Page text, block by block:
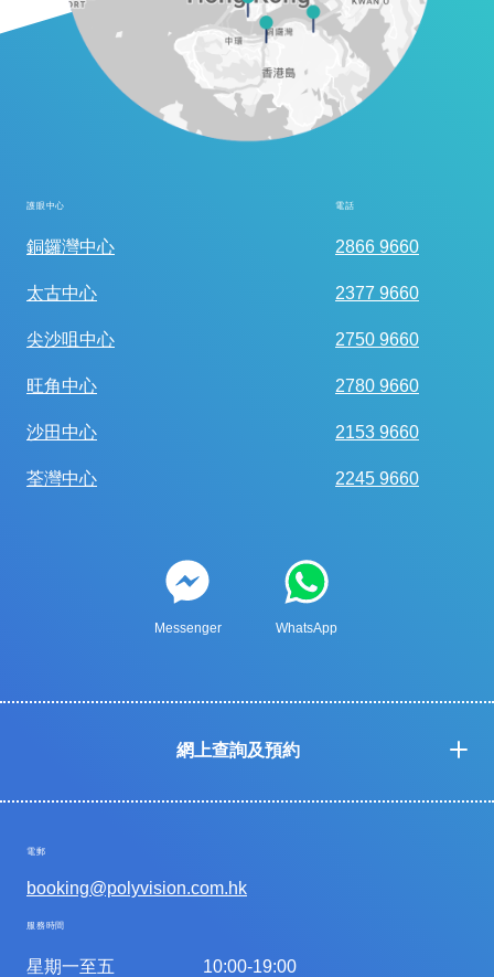
護眼中心 電話
銅鑼灣中心 2866 9660
太古中心 2377 9660
尖沙咀中心 2750 9660
旺角中心 2780 9660
沙田中心 2153 9660
荃灣中心 2245 9660
Messenger WhatsApp
網上查詢及預約
電郵
booking@polyvision.com.hk
服務時間
星期一至五
10:00-19:00